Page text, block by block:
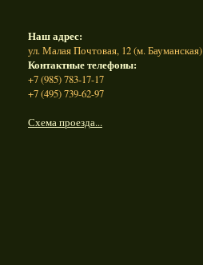
Наш адрес:
ул. Малая Почтовая, 12 (м. Бауманская)
Контактные телефоны:
+7 (985) 783-17-17
+7 (495) 739-62-97
Схема проезда...